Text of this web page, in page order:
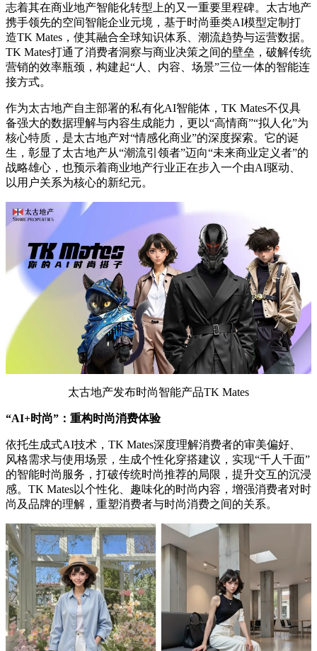
志着其在商业地产智能化转型上的又一重要里程碑。太古地产
携手领先的空间智能企业元境，基于时尚垂类AI模型定制打
造TK Mates，使其融合全球知识体系、潮流趋势与运营数据。
TK Mates打通了消费者洞察与商业决策之间的壁垒，破解传统
营销的效率瓶颈，构建起“人、内容、场景”三位一体的智能连
接方式。
作为太古地产自主部署的私有化AI智能体，TK Mates不仅具
备强大的数据理解与内容生成能力，更以“高情商”“拟人化”为
核心特质，是太古地产对“情感化商业”的深度探索。它的诞
生，彰显了太古地产从“潮流引领者”迈向“未来商业定义者”的
战略雄心，也预示着商业地产行业正在步入一个由AI驱动、
以用户关系为核心的新纪元。
太古地产发布时尚智能产品TK Mates
“AI+时尚”：重构时尚消费体验
依托生成式AI技术，TK Mates深度理解消费者的审美偏好、
风格需求与使用场景，生成个性化穿搭建议，实现“千人千面”
的智能时尚服务，打破传统时尚推荐的局限，提升交互的沉浸
感。TK Mates以个性化、趣味化的时尚内容，增强消费者对时
尚及品牌的理解，重塑消费者与时尚消费之间的关系。